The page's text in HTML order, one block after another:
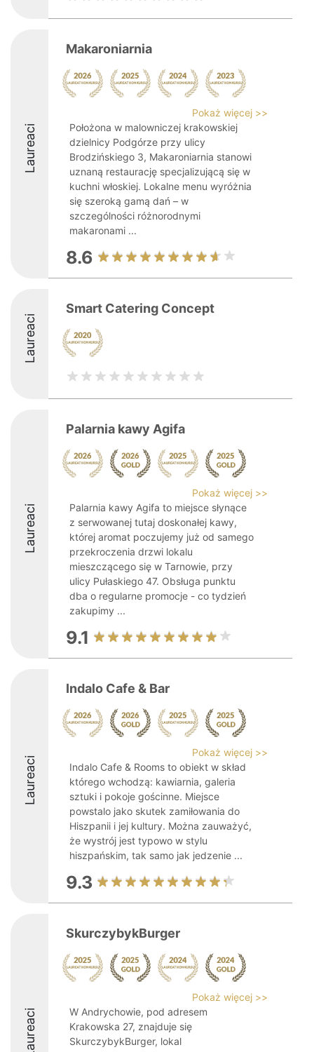
Laureaci
Makaroniarnia
Pokaż więcej >>
Położona w malowniczej krakowskiej
dzielnicy Podgórze przy ulicy
Brodzińskiego 3, Makaroniarnia stanowi
uznaną restaurację specjalizującą się w
kuchni włoskiej. Lokalne menu wyróżnia
się szeroką gamą dań – w
szczególności różnorodnymi
makaronami ...
8.6
Laureaci
Smart Catering Concept
Laureaci
Palarnia kawy Agifa
Pokaż więcej >>
Palarnia kawy Agifa to miejsce słynące
z serwowanej tutaj doskonałej kawy,
której aromat poczujemy już od samego
przekroczenia drzwi lokalu
mieszczącego się w Tarnowie, przy
ulicy Pułaskiego 47. Obsługa punktu
dba o regularne promocje - co tydzień
zakupimy ...
9.1
Laureaci
Indalo Cafe & Bar
Pokaż więcej >>
Indalo Cafe & Rooms to obiekt w skład
którego wchodzą: kawiarnia, galeria
sztuki i pokoje gościnne. Miejsce
powstalo jako skutek zamiłowania do
Hiszpanii i jej kultury. Można zauważyć,
że wystrój jest typowo w stylu
hiszpańskim, tak samo jak jedzenie ...
9.3
Laureaci
SkurczybykBurger
Pokaż więcej >>
W Andrychowie, pod adresem
Krakowska 27, znajduje się
SkurczybykBurger, lokal